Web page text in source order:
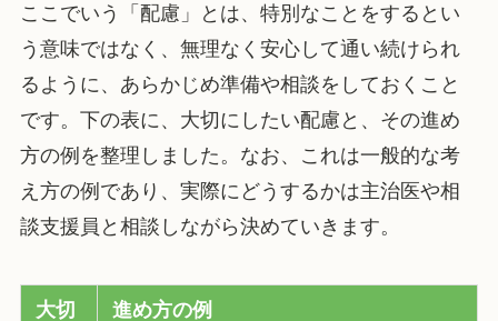
ここでいう「配慮」とは、特別なことをするとい
う意味ではなく、無理なく安心して通い続けられ
るように、あらかじめ準備や相談をしておくこと
です。下の表に、大切にしたい配慮と、その進め
方の例を整理しました。なお、これは一般的な考
え方の例であり、実際にどうするかは主治医や相
談支援員と相談しながら決めていきます。
大切 進め方の例